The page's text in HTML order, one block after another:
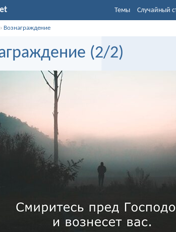
Темы Случайный
› Вознаграждение
(2/2)